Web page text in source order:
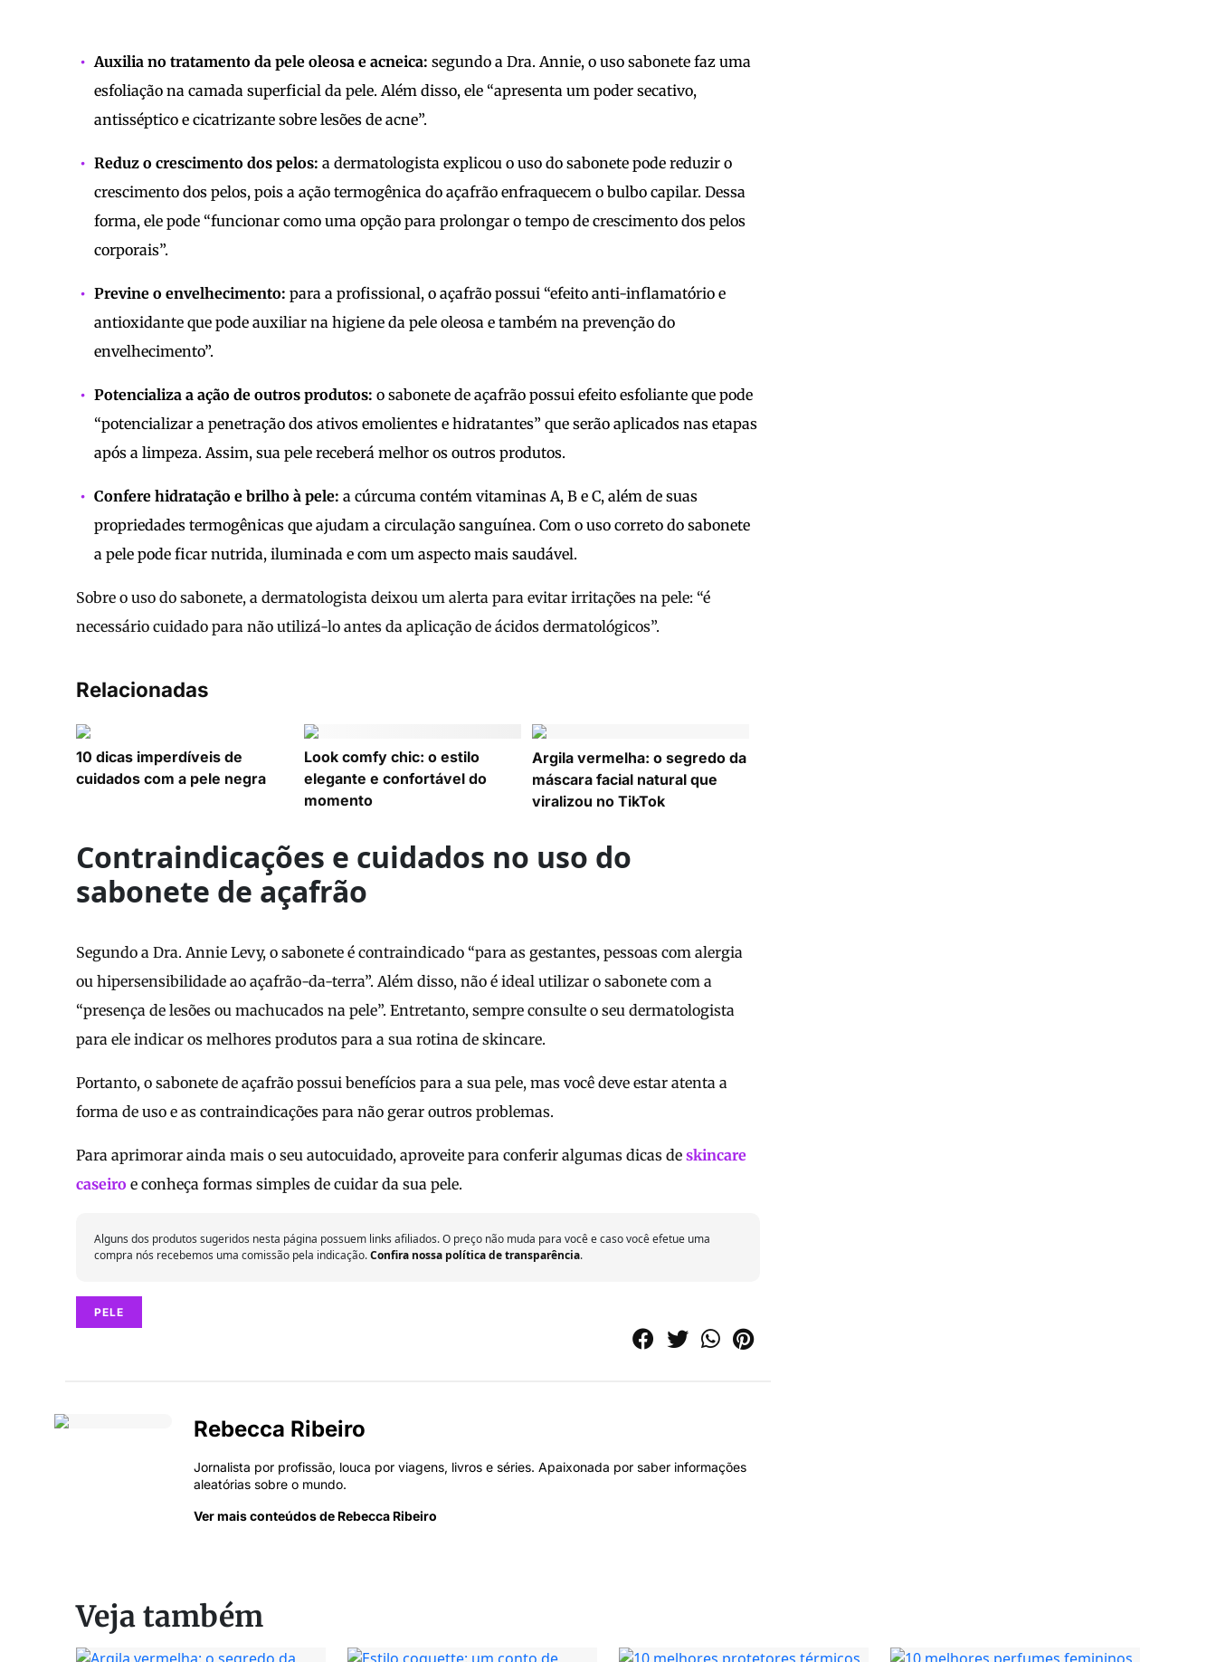
Auxilia no tratamento da pele oleosa e acneica: segundo a Dra. Annie, o uso sabonete faz uma
esfoliação na camada superficial da pele. Além disso, ele “apresenta um poder secativo,
antisséptico e cicatrizante sobre lesões de acne”.
Reduz o crescimento dos pelos: a dermatologista explicou o uso do sabonete pode reduzir o
crescimento dos pelos, pois a ação termogênica do açafrão enfraquecem o bulbo capilar. Dessa
forma, ele pode “funcionar como uma opção para prolongar o tempo de crescimento dos pelos
corporais”.
Previne o envelhecimento: para a profissional, o açafrão possui “efeito anti-inflamatório e
antioxidante que pode auxiliar na higiene da pele oleosa e também na prevenção do
envelhecimento”.
Potencializa a ação de outros produtos: o sabonete de açafrão possui efeito esfoliante que pode
“potencializar a penetração dos ativos emolientes e hidratantes” que serão aplicados nas etapas
após a limpeza. Assim, sua pele receberá melhor os outros produtos.
Confere hidratação e brilho à pele: a cúrcuma contém vitaminas A, B e C, além de suas
propriedades termogênicas que ajudam a circulação sanguínea. Com o uso correto do sabonete
a pele pode ficar nutrida, iluminada e com um aspecto mais saudável.
Sobre o uso do sabonete, a dermatologista deixou um alerta para evitar irritações na pele: “é
necessário cuidado para não utilizá-lo antes da aplicação de ácidos dermatológicos”.
Relacionadas
10 dicas imperdíveis de
cuidados com a pele negra
Look comfy chic: o estilo
elegante e confortável do
momento
Argila vermelha: o segredo da
máscara facial natural que
viralizou no TikTok
Contraindicações e cuidados no uso do
sabonete de açafrão
Segundo a Dra. Annie Levy, o sabonete é contraindicado “para as gestantes, pessoas com alergia
ou hipersensibilidade ao açafrão-da-terra”. Além disso, não é ideal utilizar o sabonete com a
“presença de lesões ou machucados na pele”. Entretanto, sempre consulte o seu dermatologista
para ele indicar os melhores produtos para a sua rotina de skincare.
Portanto, o sabonete de açafrão possui benefícios para a sua pele, mas você deve estar atenta a
forma de uso e as contraindicações para não gerar outros problemas.
Para aprimorar ainda mais o seu autocuidado, aproveite para conferir algumas dicas de skincare
caseiro e conheça formas simples de cuidar da sua pele.
Alguns dos produtos sugeridos nesta página possuem links afiliados. O preço não muda para você e caso você efetue uma
compra nós recebemos uma comissão pela indicação.Confira nossa política de transparência.
PELE
Rebecca Ribeiro
Jornalista por profissão, louca por viagens, livros e séries. Apaixonada por saber informações
aleatórias sobre o mundo.
Ver mais conteúdos de Rebecca Ribeiro
Veja também